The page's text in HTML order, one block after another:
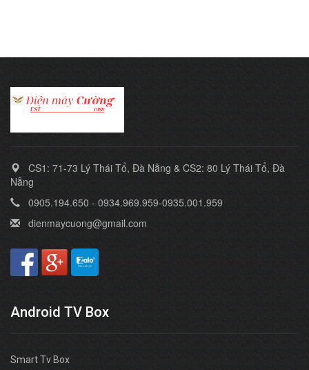
CS1: 71-73 Lý Thái Tổ, Đà Nẵng & CS2: 80 Lý Thái Tổ, Đà
Nẵng
0905.194.650 - 0934.969.959-0935.001.959
dienmaycuong@gmail.com
Android TV Box
Smart Tv Box